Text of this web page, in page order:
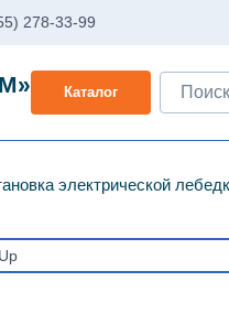
278-33-99
Каталог
электрической